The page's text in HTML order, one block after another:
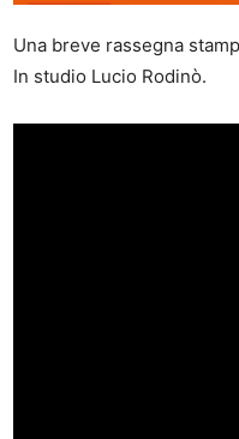
Una breve rassegna
In studio Lucio Rodinò.